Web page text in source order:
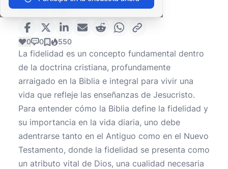
diaria?
0 0 550
La fidelidad es un concepto fundamental dentro
de la doctrina cristiana, profundamente
arraigado en la Biblia e integral para vivir una
vida que refleje las enseñanzas de Jesucristo.
Para entender cómo la Biblia define la fidelidad y
su importancia en la vida diaria, uno debe
adentrarse tanto en el Antiguo como en el Nuevo
Testamento, donde la fidelidad se presenta como
un atributo vital de Dios, una cualidad necesaria